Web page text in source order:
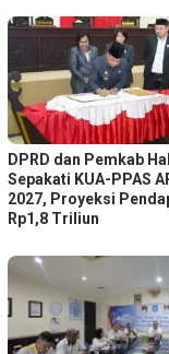
DPRD dan Pemkab
Sepakati KUA-PPAS
2027, Proyeksi
Rp1,8 Triliun